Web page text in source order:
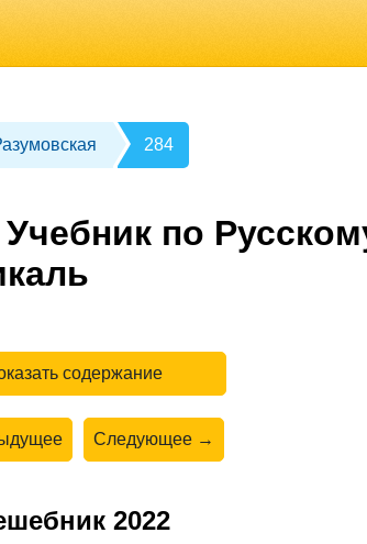
284
по
содержание
Следующее →
2022